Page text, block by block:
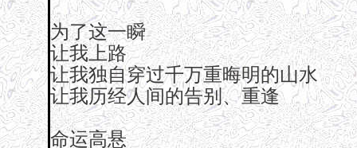
为了这一瞬
让我上路
让我独自穿过千万重晦明的山水
让我历经人间的告别、重逢
命运高悬